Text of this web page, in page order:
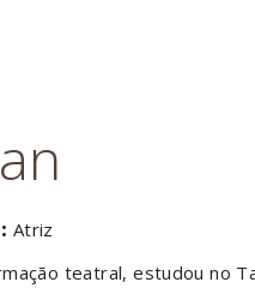
Atriz
teatral, estudou no